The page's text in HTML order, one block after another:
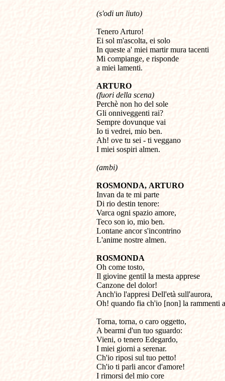
(s'odi un liuto)
Tenero Arturo!
Ei sol m'ascolta, ei solo
In queste a' miei martir mura tacenti
Mi compiange, e risponde
a miei lamenti.
ARTURO
(fuori della scena)
Perchè non ho del sole
Gli onniveggenti rai?
Sempre dovunque vai
Io ti vedrei, mio ben.
Ah! ove tu sei - ti veggano
I miei sospiri almen.
(ambi)
ROSMONDA, ARTURO
Invan da te mi parte
Di rio destin tenore:
Varca ogni spazio amore,
Teco son io, mio ben.
Lontane ancor s'incontrino
L'anime nostre almen.
ROSMONDA
Oh come tosto,
Il giovine gentil la mesta apprese
Canzone del dolor!
Anch'io l'appresi Dell'età sull'aurora,
Oh! quando fia ch'io [non] la rammenti
Torna, torna, o caro oggetto,
A bearmi d'un tuo sguardo:
Vieni, o tenero Edegardo,
I miei giorni a serenar.
Ch'io riposi sul tuo petto!
Ch'io ti parli ancor d'amore!
I rimorsi del mio core